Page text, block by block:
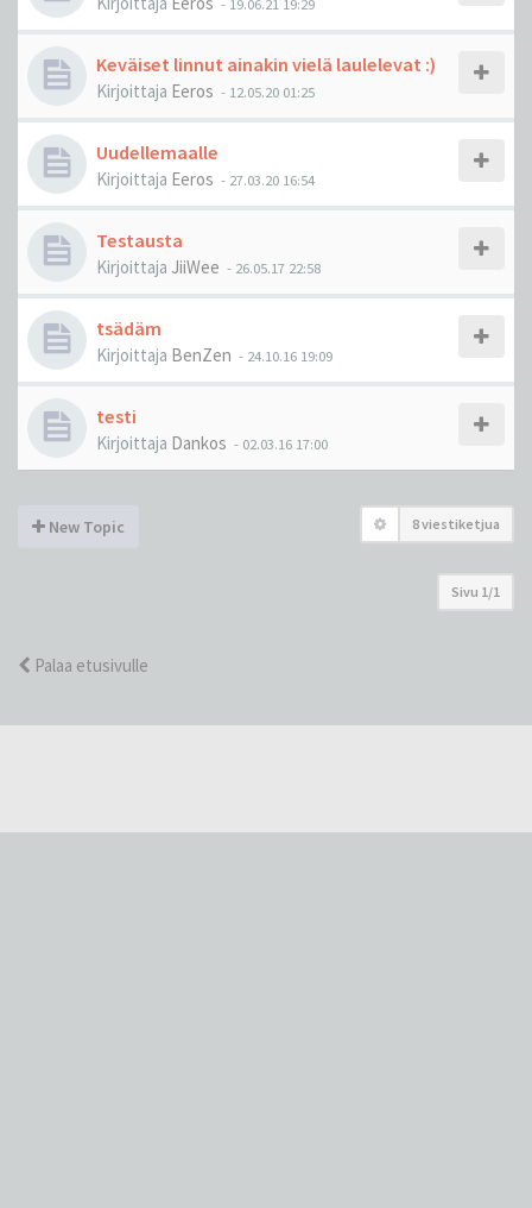
Keväiset linnut ainakin vielä laulelevat :)
Kirjoittaja Eeros - 12.05.20 01:25
Uudellemaalle
Kirjoittaja Eeros - 27.03.20 16:54
Testausta
Kirjoittaja JiiWee - 26.05.17 22:58
tsädäm
Kirjoittaja BenZen - 24.10.16 19:09
testi
Kirjoittaja Dankos - 02.03.16 17:00
New Topic 8 viestiketjua
Sivu 1/1
Palaa etusivulle